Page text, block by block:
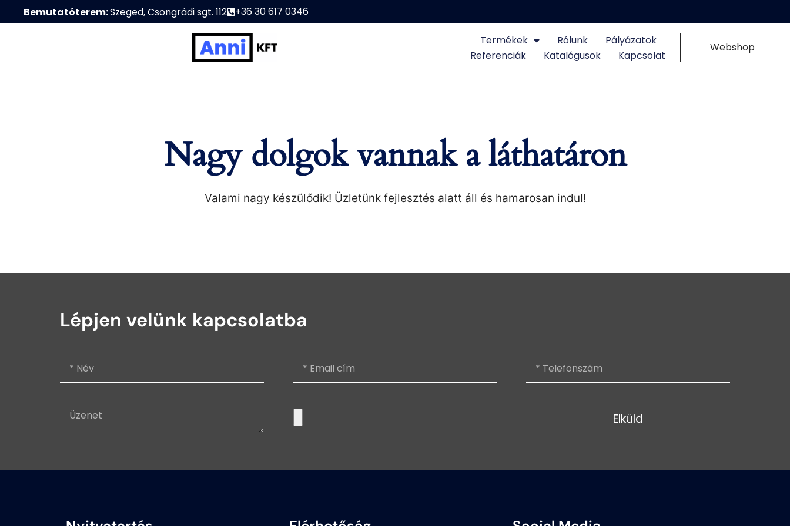
Bemutatóterem:Szeged, Csongrádi sgt. 112 +36 30 617 0346
Termékek Rólunk
Pályázatok
Referenciák
Katalógusok Kapcsolat
Webshop
Nagy dolgok vannak a láthatáron
Valami nagy készülődik! Üzletünk fejlesztés alatt áll és hamarosan indul!
Lépjen velünk kapcsolatba
Elküld